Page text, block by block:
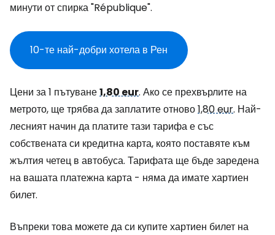
минути от спирка "République".
10-те най-добри хотела в Рен
Цени за 1 пътуване1,80 eur. Ако се прехвърлите на
метрото, ще трябва да заплатите отново1,80 eur. Най-
лесният начин да платите тази тарифа е със
собствената си кредитна карта, която поставяте към
жълтия четец в автобуса. Тарифата ще бъде заредена
на вашата платежна карта - няма да имате хартиен
билет.
Въпреки това можете да си купите хартиен билет на